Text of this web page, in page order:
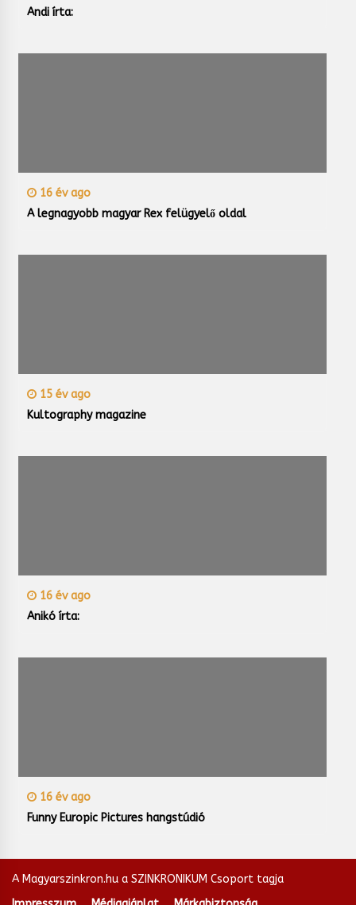
Andi írta:
16 év ago
A legnagyobb magyar Rex felügyelő oldal
15 év ago
Kultography magazine
16 év ago
Anikó írta:
16 év ago
Funny Europic Pictures hangstúdió
A Magyarszinkron.hu a SZINKRONIKUM Csoport tagja